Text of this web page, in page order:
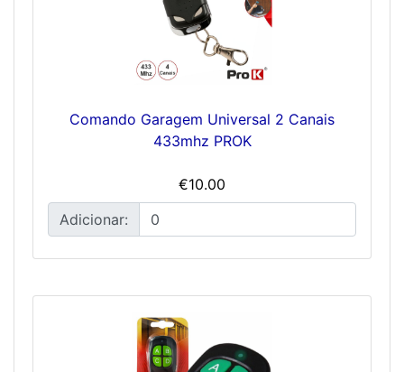
Comando Garagem Universal 2 Canais
433mhz PROK
€10.00
Adicionar: